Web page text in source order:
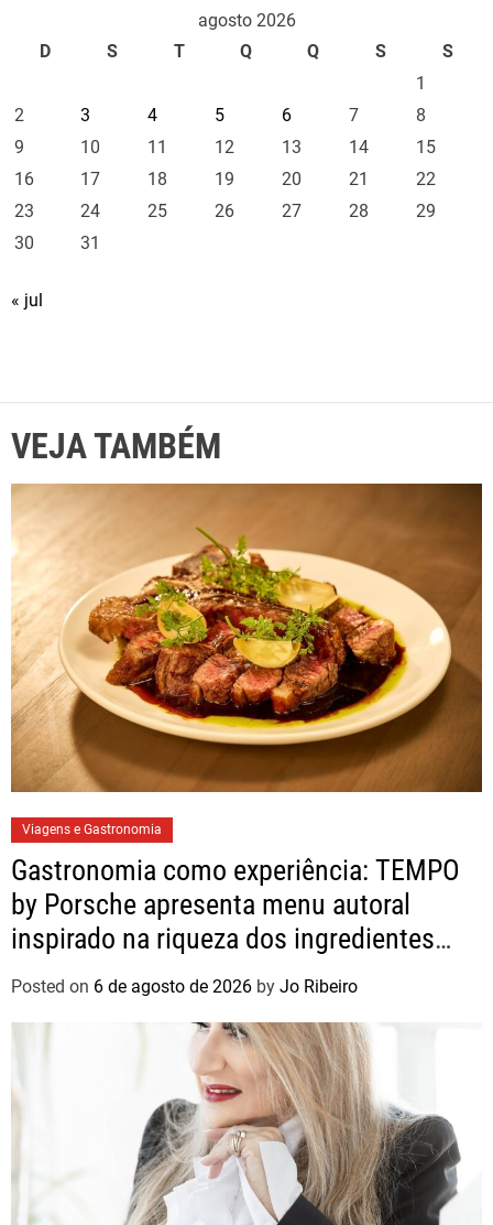
agosto 2026
D
S T Q Q S
S
1
2
3 4 5 6 7
8
9
10 11 12 13 14
15
16
17 18 19 20 21
22
23
24 25 26 27 28
29
30
31
« jul
VEJA TAMBÉM
Viagens e Gastronomia
Gastronomia como experiência: TEMPO
by Porsche apresenta menu autoral
inspirado na riqueza dos ingredientes
brasileiros
Posted on 6 de agosto de 2026 by Jo Ribeiro